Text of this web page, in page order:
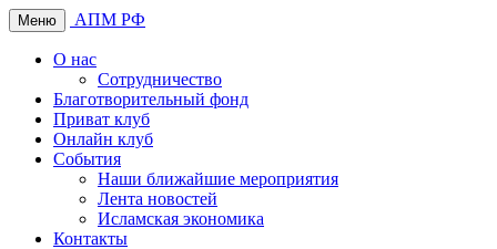
Меню АПМ РФ
О нас
Сотрудничество
Благотворительный фонд
Приват клуб
Онлайн клуб
События
Наши ближайшие мероприятия
Лента новостей
Исламская экономика
Контакты